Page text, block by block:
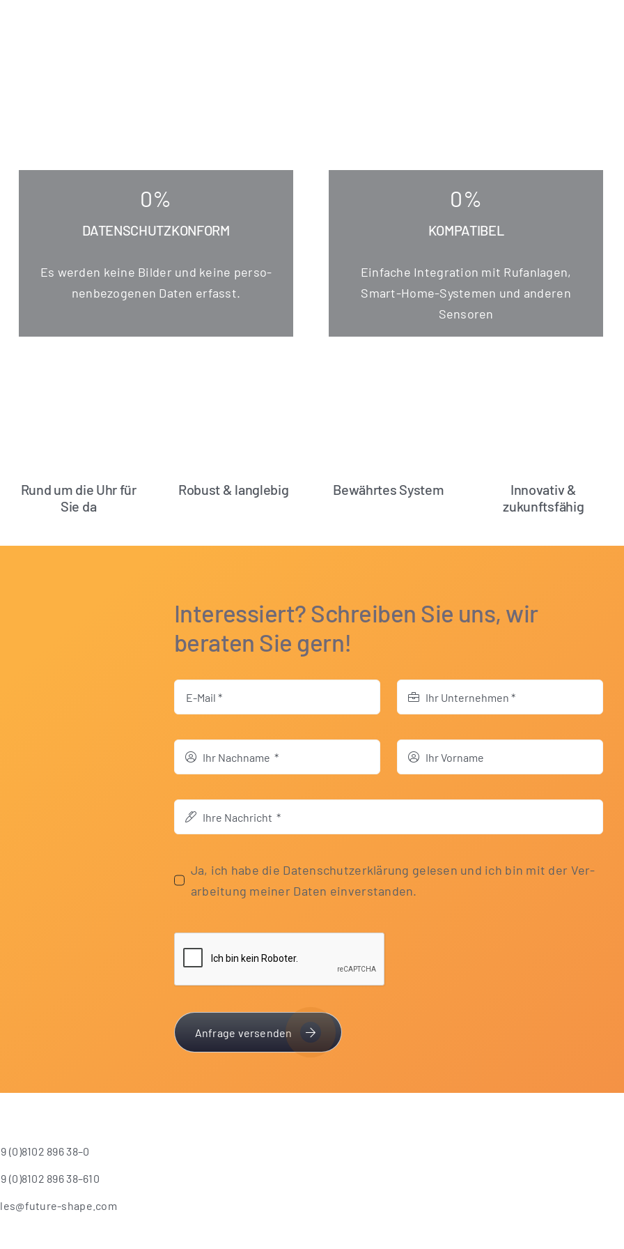
0%
DATENSCHUTZKONFORM
Es wer­den kei­ne Bil­der und kei­ne per­so­
nen­be­zo­ge­nen Daten erfasst.
0%
KOMPATIBEL
Ein­fa­che Inte­gra­ti­on mit Ruf­an­la­gen,
Smart-Home-Sys­te­men und ande­ren
Sensoren
Rund um die Uhr für
Sie da
Robust & langlebig Bewährtes System
Innovativ &
zukunftsfähig
Interessiert? Schreiben Sie uns, wir
beraten Sie gern!
Ja, ich habe die Daten­schutz­er­klä­rung gele­sen und ich bin mit der Ver­
ar­bei­tung mei­ner Daten einverstanden.
Anfrage versenden
(0)8102 896 38–0
(0)8102 896 38–610
shape.com